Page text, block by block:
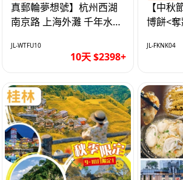
真郵輪夢想號】杭州西湖
南京路 上海外灘 千年水鄉
自費10天
JL-WTFU10
10天 $2398+
【中秋
博餅<
車超值4
JL-FKNK04